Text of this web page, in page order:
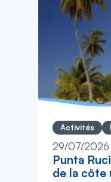
Activités
29/07/2026
Punta
de la côte